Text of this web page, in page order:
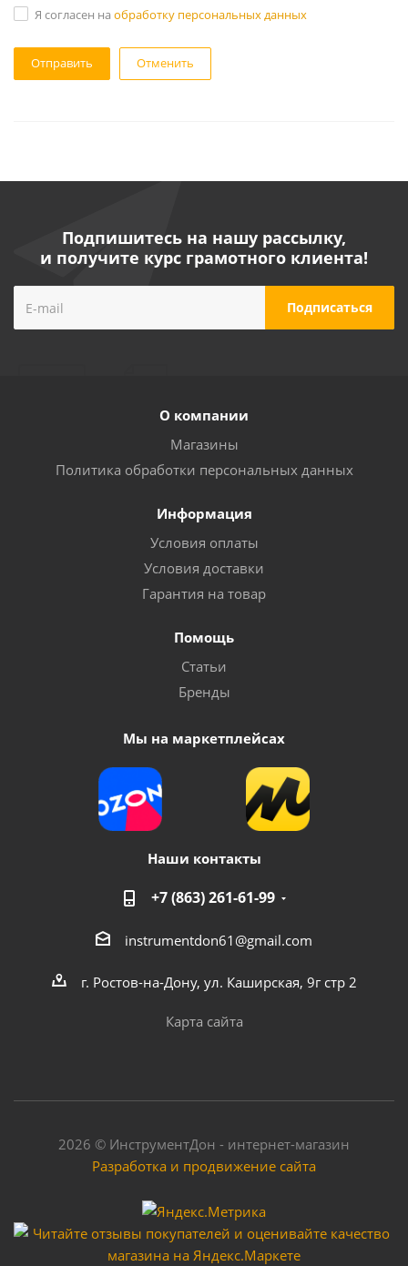
Я согласен на обработку персональных данных
Отменить
Подпишитесь на нашу рассылку,
и получите курс грамотного клиента!
О компании
Магазины
Политика обработки персональных данных
Информация
Условия оплаты
Условия доставки
Гарантия на товар
Помощь
Статьи
Бренды
Мы на маркетплейсах
Наши контакты
+7 (863) 261-61-99
instrumentdon61@gmail.com
г. Ростов-на-Дону, ул. Каширская, 9г стр 2
Карта сайта
2026 © ИнструментДон - интернет-магазин
Разработка и продвижение сайта